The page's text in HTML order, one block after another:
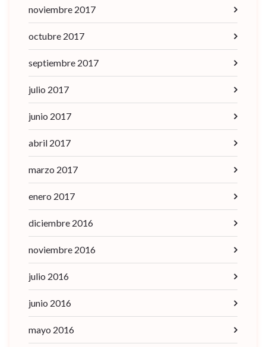
noviembre 2017
octubre 2017
septiembre 2017
julio 2017
junio 2017
abril 2017
marzo 2017
enero 2017
diciembre 2016
noviembre 2016
julio 2016
junio 2016
mayo 2016